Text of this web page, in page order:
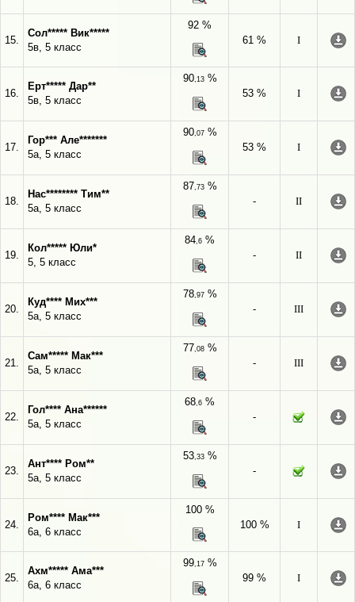
15.
Сол***** Вик*****
5в, 5 класс
92 %
61 %
I
16.
Ерт***** Дар**
5в, 5 класс
90,13%
53 %
I
17.
Гор*** Але*******
5а, 5 класс
90,07%
53 %
I
18.
Нас******** Тим**
5а, 5 класс
87,73%
-
II
19.
Кол***** Юли*
5, 5 класс
84,6 %
-
II
20.
Куд**** Мих***
5а, 5 класс
78,97%
-
III
21.
Сам***** Мак***
5а, 5 класс
77,08%
-
III
22.
Гол**** Ана******
5а, 5 класс
68,6 %
-
23.
Ант**** Ром**
5а, 5 класс
53,33%
-
24.
Ром**** Мак***
6а, 6 класс
100 %
100 %
I
25.
Ахм***** Ама***
6а, 6 класс
99,17%
99 %
I